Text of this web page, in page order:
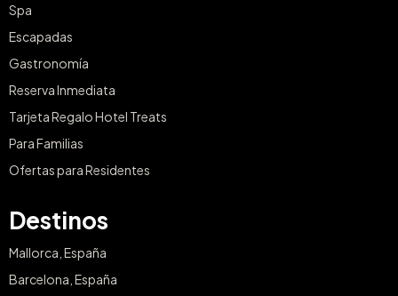
Spa
Escapadas
Gastronomía
Reserva Inmediata
Tarjeta Regalo Hotel Treats
Para Familias
Ofertas para Residentes
Destinos
Mallorca, España
Barcelona, España